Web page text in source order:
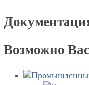
Возможно